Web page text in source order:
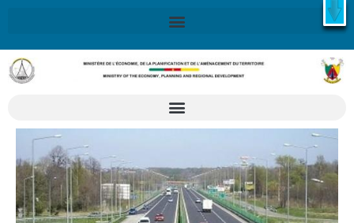
X
Retrouvez ici la Stratégie Nationale de Développement 2020-
2030SND30
En savoir plus